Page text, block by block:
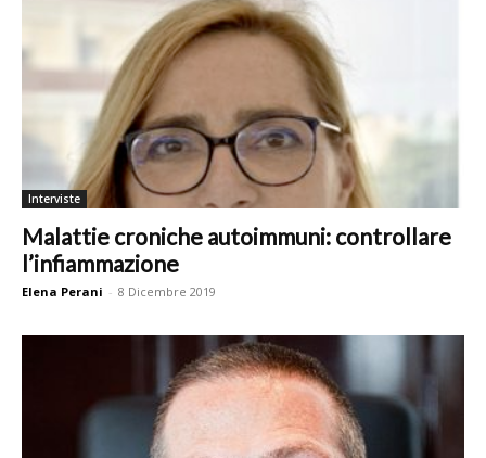
Interviste
Malattie croniche autoimmuni: controllare
l’infiammazione
Elena Perani - 8 Dicembre 2019